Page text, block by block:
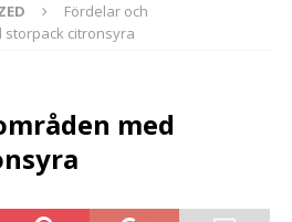
Fördelar och
citronsyra
med